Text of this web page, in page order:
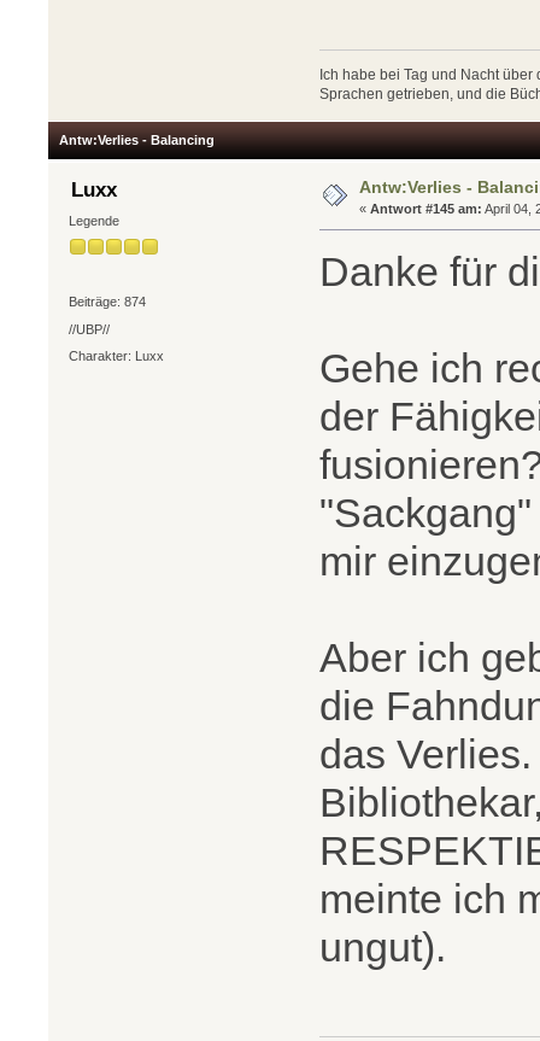
Ich habe bei Tag und Nacht
Sprachen getrieben, und die
Antw:Verlies - Balancing
Luxx
Legende
Beiträge: 874
//UBP//
Charakter: Luxx
Antw:Verlies -
«Antwort #145 am: April 04,
Danke für
Gehe ich
der
mir
Aber ich
die
das
meinte ich
ungut).